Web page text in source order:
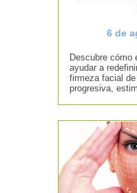
6 de
Descubre cómo
ayudar a
firmeza facial
progresiva,